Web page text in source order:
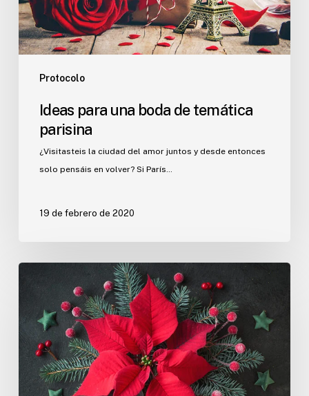
Protocolo
Ideas para una boda de temática
parisina
¿Visitasteis la ciudad del amor juntos y desde entonces
solo pensáis en volver? Si París…
19 de febrero de 2020
razones
casarse
en
Navidad